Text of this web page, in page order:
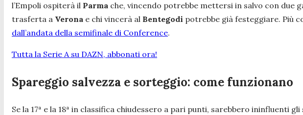
l’Empoli ospiterà il Parma che, vincendo potrebbe mettersi in salvo con due
trasferta a Verona e chi vincerà al Bentegodi potrebbe già festeggiare. Più
dall’andata della semifinale di Conference.
Tutta la Serie A su DAZN, abbonati ora!
Spareggio salvezza e sorteggio: come funzionano
Se la 17ª e la 18ª in classifica chiudessero a pari punti, sarebbero ininfluenti